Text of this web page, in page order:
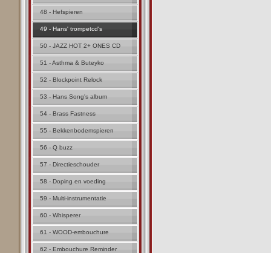
48 - Hefspieren
49 - Hans' trompetcd's
50 - JAZZ HOT 2+ ONES CD
51 - Asthma & Buteyko
52 - Blockpoint Relock
53 - Hans Song's album
54 - Brass Fastness
55 - Bekkenbodemspieren
56 - Q buzz
57 - Directieschouder
58 - Doping en voeding
59 - Multi-instrumentatie
60 - Whisperer
61 - WOOD-embouchure
62 - Embouchure Reminder